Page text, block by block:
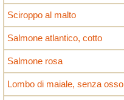
Sciroppo al malto
Salmone atlantico, cotto
Salmone rosa
Lombo di maiale, senza osso